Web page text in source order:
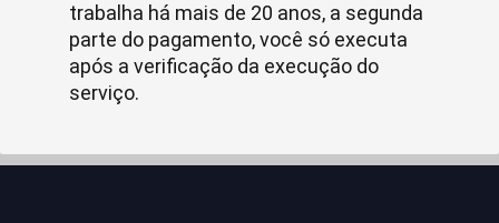
trabalha há mais de 20 anos, a segunda
parte do pagamento, você só executa
após a verificação da execução do
serviço.